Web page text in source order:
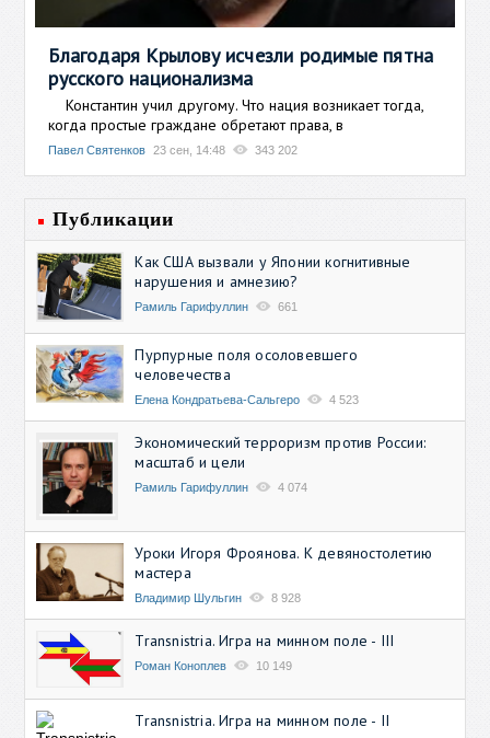
Благодаря Крылову исчезли родимые пятна
русского национализма
Константин учил другому. Что нация возникает тогда,
когда простые граждане обретают права, в
Павел Святенков 23 сен, 14:48 343 202
Публикации
Как США вызвали у Японии когнитивные
нарушения и амнезию?
Рамиль Гарифуллин 661
Пурпурные поля осоловевшего
человечества
Елена Кондратьева-Сальгеро 4 523
Экономический терроризм против России:
масштаб и цели
Рамиль Гарифуллин 4 074
Уроки Игоря Фроянова. К девяностолетию
мастера
Владимир Шульгин 8 928
Transnistria. Игра на минном поле - III
Роман Коноплев 10 149
Transnistria. Игра на минном поле - II